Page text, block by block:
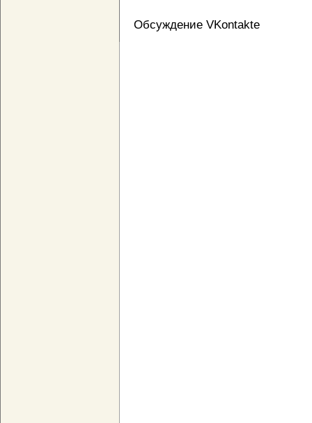
Обсуждение VKontakte